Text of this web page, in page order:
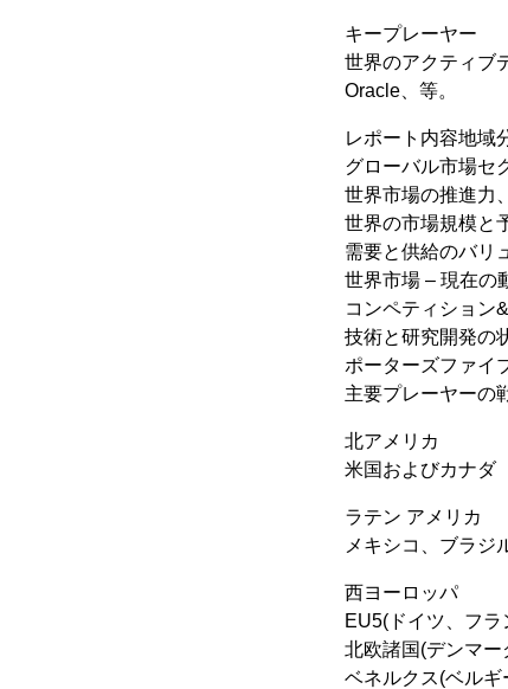
キープレーヤー
世界のアクティブ
Oracle、等。
レポート内容地域
グローバル市場セ
世界市場の推進力
世界の市場規模と
需要と供給のバリ
世界市場 – 現在の
コンペティション
技術と研究開発の
ポーターズファイ
主要プレーヤーの
北アメリカ
米国およびカナダ
ラテン アメリカ
メキシコ、ブラジ
西ヨーロッパ
EU5(ドイツ、フ
北欧諸国(デンマ
ベネルクス(ベル